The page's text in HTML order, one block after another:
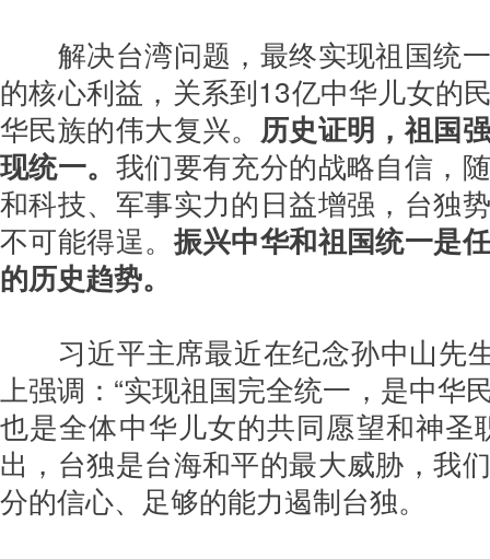
解决台湾问题，最终实现祖国统
的核心利益，关系到13亿中华儿女的
华民族的伟大复兴。 历史证明，祖国
现统一。 我们要有充分的战略自信，
和科技、军事实力的日益增强，台独
不可能得逞。 振兴中华和祖国统一是
的历史趋势。
习近平主席最近在纪念孙中山先
上强调：“实现祖国完全统一，是中华
也是全体中华儿女的共同愿望和神圣
出，台独是台海和平的最大威胁，我
分的信心、足够的能力遏制台独。